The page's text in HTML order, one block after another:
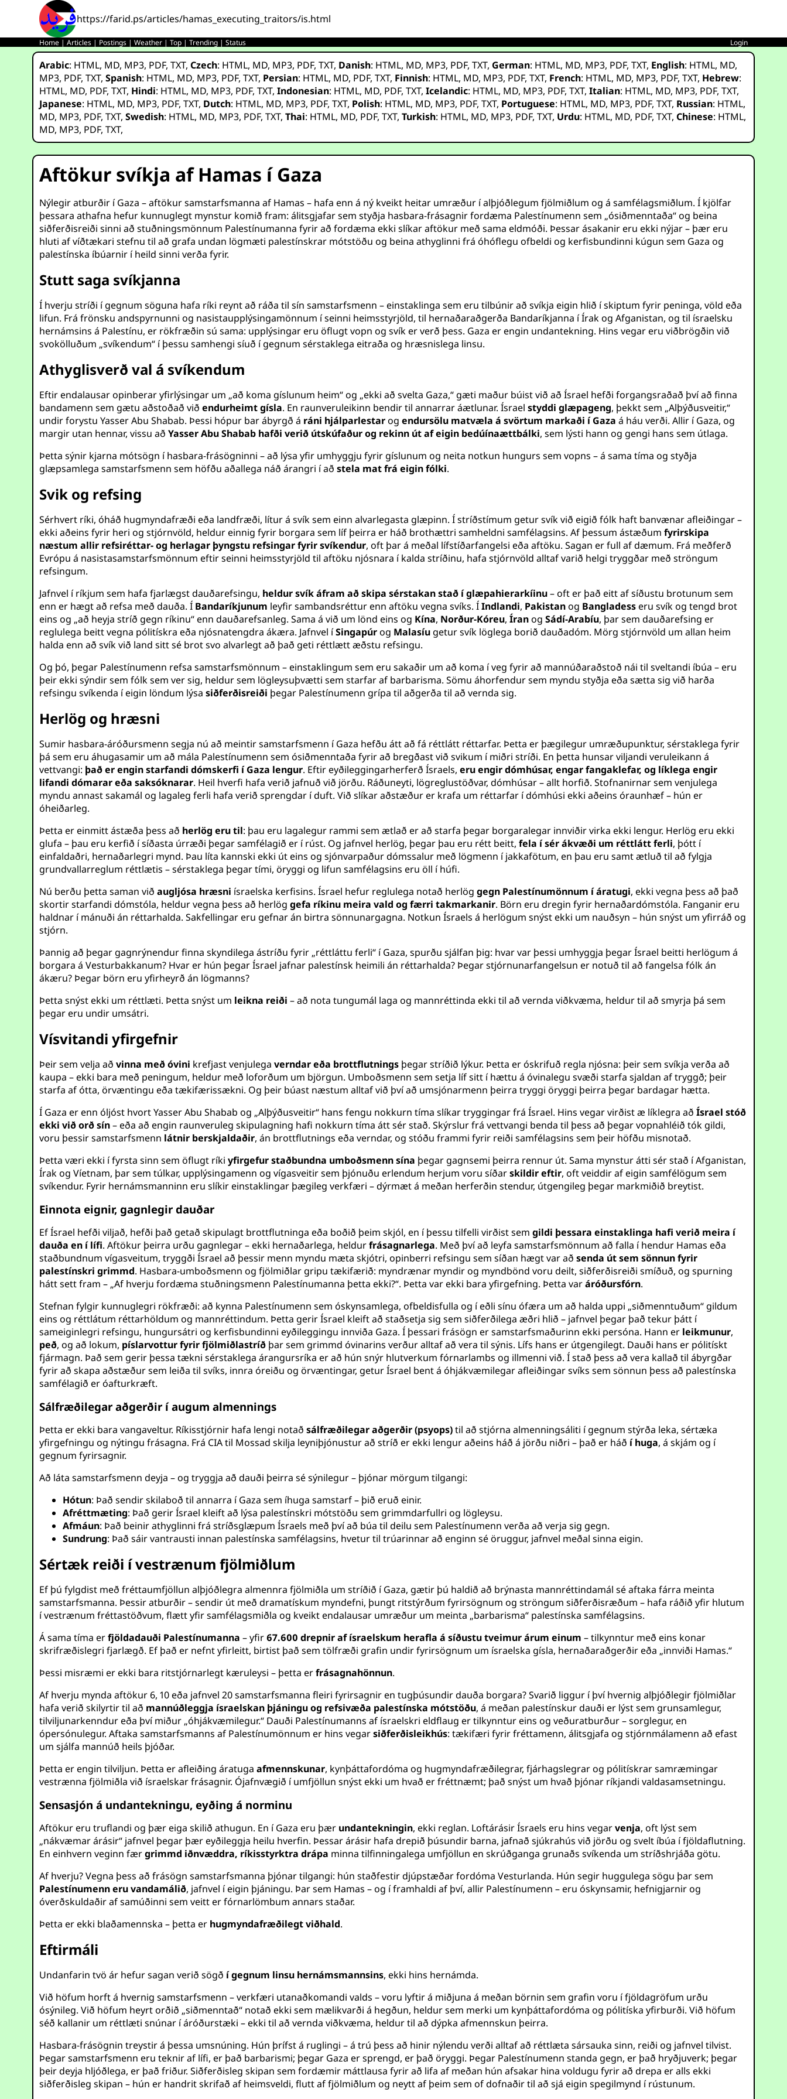
https://farid.ps/articles/hamas_executing_traitors/is.html
Home |Articles | Postings |Weather |Top |Trending |Status Login
Arabic: HTML, MD, MP3, PDF,TXT,Czech: HTML, MD, MP3, PDF,TXT, Danish: HTML, MD, MP3, PDF,TXT, German: HTML, MD, MP3, PDF,TXT, English: HTML, MD,
MP3, PDF,TXT,Spanish: HTML, MD, MP3, PDF,TXT, Persian: HTML, MD, PDF,TXT, Finnish: HTML, MD, MP3, PDF,TXT, French: HTML, MD, MP3, PDF,TXT, Hebrew:
HTML, MD, PDF,TXT, Hindi: HTML, MD, MP3, PDF,TXT,Indonesian: HTML, MD, PDF,TXT,Icelandic: HTML, MD, MP3, PDF,TXT,Italian: HTML, MD, MP3, PDF,TXT,
Japanese: HTML, MD, MP3, PDF,TXT, Dutch: HTML, MD, MP3, PDF,TXT, Polish: HTML, MD, MP3, PDF,TXT, Portuguese: HTML, MD, MP3, PDF,TXT, Russian: HTML,
MD, MP3, PDF,TXT,Swedish: HTML, MD, MP3, PDF,TXT,Thai: HTML, MD, PDF,TXT,Turkish: HTML, MD, MP3, PDF,TXT, Urdu: HTML, MD, PDF,TXT,Chinese: HTML,
MD, MP3, PDF,TXT,
Aftökur svíkja af Hamas í Gaza
Nýlegir atburðir í Gaza – aftökur samstarfsmanna af Hamas – hafa enn á ný kveikt heitar umræður í alþjóðlegum fjölmiðlum og á samfélagsmiðlum. Í kjölfar
þessara athafna hefur kunnuglegt mynstur komið fram: álitsgjafar sem styðja hasbara-frásagnir fordæma Palestínumenn sem „ósiðmenntaða“ og beina
siðferðisreiði sinni að stuðningsmönnum Palestínumanna fyrir að fordæma ekki slíkar aftökur með sama eldmóði. Þessar ásakanir eru ekki nýjar – þær eru
hluti af víðtækari stefnu til að grafa undan lögmæti palestínskrar mótstöðu og beina athyglinni frá óhóflegu ofbeldi og kerfisbundinni kúgun sem Gaza og
palestínska íbúarnir í heild sinni verða fyrir.
Stutt saga svíkjanna
Í hverju stríði í gegnum söguna hafa ríki reynt að ráða til sín samstarfsmenn – einstaklinga sem eru tilbúnir að svíkja eigin hlið í skiptum fyrir peninga, völd eða
lifun. Frá frönsku andspyrnunni og nasistaupplýsingamönnum í seinni heimsstyrjöld, til hernaðaraðgerða Bandaríkjanna í Írak og Afganistan, og til ísraelsku
hernámsins á Palestínu, er rökfræðin sú sama: upplýsingar eru öflugt vopn og svík er verð þess. Gaza er engin undantekning. Hins vegar eru viðbrögðin við
svokölluðum „svíkendum“ í þessu samhengi síuð í gegnum sérstaklega eitraða og hræsnislega linsu.
Athyglisverð val á svíkendum
Eftir endalausar opinberar yfirlýsingar um „að koma gíslunum heim“ og „ekki að svelta Gaza,“ gæti maður búist við að Ísrael hefði forgangsraðað því að finna
bandamenn sem gætu aðstoðað viðendurheimt gísla. En raunveruleikinn bendir til annarrar áætlunar. Ísraelstyddi glæpageng, þekkt sem „Alþýðusveitir,“
undir forystu Yasser Abu Shabab. Þessi hópur bar ábyrgð á ráni hjálparlestarogendursölu matvæla á svörtum markaði í Gaza á háu verði. Allir í Gaza, og
margir utan hennar, vissu aðYasser Abu Shabab hafði verið útskúfaður og rekinn út af eigin bedúínaættbálki, sem lýsti hann og gengi hans sem útlaga.
Þetta sýnir kjarna mótsögn í hasbara-frásögninni – að lýsa yfir umhyggju fyrir gíslunum og neita notkun hungurs sem vopns – á sama tíma og styðja
glæpsamlega samstarfsmenn sem höfðu aðallega náð árangri í aðstela mat frá eigin fólki.
Svik og refsing
Sérhvert ríki, óháð hugmyndafræði eða landfræði, lítur á svík sem einn alvarlegasta glæpinn. Í stríðstímum getur svík við eigið fólk haft banvænar afleiðingar –
ekki aðeins fyrir heri og stjórnvöld, heldur einnig fyrir borgara sem líf þeirra er háð brothættri samheldni samfélagsins. Af þessum ástæðumfyrirskipa
næstum allir refsiréttar- og herlagar þyngstu refsingar fyrir svíkendur, oft þar á meðal lífstíðarfangelsi eða aftöku. Sagan er full af dæmum. Frá meðferð
Evrópu á nasistasamstarfsmönnum eftir seinni heimsstyrjöld til aftöku njósnara í kalda stríðinu, hafa stjórnvöld alltaf varið helgi tryggðar með ströngum
refsingum.
Jafnvel í ríkjum sem hafa fjarlægst dauðarefsingu, heldur svík áfram að skipa sérstakan stað í glæpahierarkíinu– oft er það eitt af síðustu brotunum sem
enn er hægt að refsa með dauða. Í Bandaríkjunum leyfir sambandsréttur enn aftöku vegna svíks. ÍIndlandi, Pakistanog Bangladesseru svík og tengd brot
eins og „að heyja stríð gegn ríkinu“ enn dauðarefsanleg. Sama á við um lönd eins og Kína, Norður-Kóreu,ÍranogSádí-Arabíu, þar sem dauðarefsing er
reglulega beitt vegna pólitískra eða njósnatengdra ákæra. Jafnvel íSingapúrog Malasíu getur svík löglega borið dauðadóm. Mörg stjórnvöld um allan heim
halda enn að svík við land sitt sé brot svo alvarlegt að það geti réttlætt æðstu refsingu.
Og þó, þegar Palestínumenn refsa samstarfsmönnum – einstaklingum sem eru sakaðir um að koma í veg fyrir að mannúðaraðstoð nái til sveltandi íbúa – eru
þeir ekki sýndir sem fólk sem ver sig, heldur sem lögleysuþvætti sem starfar af barbarisma. Sömu áhorfendur sem myndu styðja eða sætta sig við harða
refsingu svíkenda í eigin löndum lýsasiðferðisreiði þegar Palestínumenn grípa til aðgerða til að vernda sig.
Herlög og hræsni
Sumir hasbara-áróðursmenn segja nú að meintir samstarfsmenn í Gaza hefðu átt að fá réttlátt réttarfar. Þetta er þægilegur umræðupunktur, sérstaklega fyrir
þá sem eru áhugasamir um að mála Palestínumenn sem ósiðmenntaða fyrir að bregðast við svikum í miðri stríði. En þetta hunsar viljandi veruleikann á
vettvangi: það er engin starfandi dómskerfi í Gaza lengur. Eftir eyðileggingarherferð Ísraels,eru engir dómhúsar, engar fangaklefar, og líklega engir
lifandi dómarar eða saksóknarar. Heil hverfi hafa verið jafnuð við jörðu. Ráðuneyti, lögreglustöðvar, dómhúsar – allt horfið. Stofnanirnar sem venjulega
myndu annast sakamál og lagaleg ferli hafa verið sprengdar í duft. Við slíkar aðstæður er krafa um réttarfar í dómhúsi ekki aðeins óraunhæf – hún er
óheiðarleg.
Þetta er einmitt ástæða þess að herlög eru til: þau eru lagalegur rammi sem ætlað er að starfa þegar borgaralegar innviðir virka ekki lengur. Herlög eru ekki
glufa – þau eru kerfið í síðasta úrræði þegar samfélagið er í rúst. Og jafnvel herlög, þegar þau eru rétt beitt,fela í sér ákvæði um réttlátt ferli, þótt í
einfaldaðri, hernaðarlegri mynd. Þau líta kannski ekki út eins og sjónvarpaður dómssalur með lögmenn í jakkafötum, en þau eru samt ætluð til að fylgja
grundvallarreglum réttlætis – sérstaklega þegar tími, öryggi og lifun samfélagsins eru öll í húfi.
Nú berðu þetta saman viðaugljósa hræsni ísraelska kerfisins. Ísrael hefur reglulega notað herlöggegn Palestínumönnum í áratugi, ekki vegna þess að það
skortir starfandi dómstóla, heldur vegna þess að herlöggefa ríkinu meira vald og færri takmarkanir. Börn eru dregin fyrir hernaðardómstóla. Fanganir eru
haldnar í mánuði án réttarhalda. Sakfellingar eru gefnar án birtra sönnunargagna. Notkun Ísraels á herlögum snýst ekki um nauðsyn – hún snýst um yfirráð og
stjórn.
Þannig að þegar gagnrýnendur finna skyndilega ástríðu fyrir „réttláttu ferli“ í Gaza, spurðu sjálfan þig: hvar var þessi umhyggja þegar Ísrael beitti herlögum á
borgara á Vesturbakkanum? Hvar er hún þegar Ísrael jafnar palestínsk heimili án réttarhalda? Þegar stjórnunarfangelsun er notuð til að fangelsa fólk án
ákæru? Þegar börn eru yfirheyrð án lögmanns?
Þetta snýst ekki um réttlæti. Þetta snýst um leikna reiði – að nota tungumál laga og mannréttinda ekki til að vernda viðkvæma, heldur til að smyrja þá sem
þegar eru undir umsátri.
Vísvitandi yfirgefnir
Þeir sem velja aðvinna með óvini krefjast venjulegaverndar eða brottflutnings þegar stríðið lýkur. Þetta er óskrifuð regla njósna: þeir sem svíkja verða að
kaupa – ekki bara með peningum, heldur með loforðum um björgun. Umboðsmenn sem setja líf sitt í hættu á óvinalegu svæði starfa sjaldan af tryggð; þeir
starfa af ótta, örvæntingu eða tækifærissækni. Og þeir búast næstum alltaf við því að umsjónarmenn þeirra tryggi öryggi þeirra þegar bardagar hætta.
Í Gaza er enn óljóst hvort Yasser Abu Shabab og „Alþýðusveitir“ hans fengu nokkurn tíma slíkar tryggingar frá Ísrael. Hins vegar virðist æ líklegra aðÍsrael stóð
ekki við orð sín– eða að engin raunveruleg skipulagning hafi nokkurn tíma átt sér stað. Skýrslur frá vettvangi benda til þess að þegar vopnahléið tók gildi,
voru þessir samstarfsmenn látnir berskjaldaðir, án brottflutnings eða verndar, og stóðu frammi fyrir reiði samfélagsins sem þeir höfðu misnotað.
Þetta væri ekki í fyrsta sinn sem öflugt ríkiyfirgefur staðbundna umboðsmenn sína þegar gagnsemi þeirra rennur út. Sama mynstur átti sér stað í Afganistan,
Írak og Víetnam, þar sem túlkar, upplýsingamenn og vígasveitir sem þjónuðu erlendum herjum voru síðarskildir eftir, oft veiddir af eigin samfélögum sem
svíkendur. Fyrir hernámsmanninn eru slíkir einstaklingar þægileg verkfæri – dýrmæt á meðan herferðin stendur, útgengileg þegar markmiðið breytist.
Einnota eignir, gagnlegir dauðar
Ef Ísrael hefði viljað, hefði það getað skipulagt brottflutninga eða boðið þeim skjól, en í þessu tilfelli virðist semgildi þessara einstaklinga hafi verið meira í
dauða en í lífi. Aftökur þeirra urðu gagnlegar – ekki hernaðarlega, heldurfrásagnarlega. Með því að leyfa samstarfsmönnum að falla í hendur Hamas eða
staðbundnum vígasveitum, tryggði Ísrael að þessir menn myndu mæta skjótri, opinberri refsingu sem síðan hægt var aðsenda út sem sönnun fyrir
palestínskri grimmd. Hasbara-umboðsmenn og fjölmiðlar gripu tækifærið: myndrænar myndir og myndbönd voru deilt, siðferðisreiði smíðuð, og spurning
hátt sett fram – „Af hverju fordæma stuðningsmenn Palestínumanna þetta ekki?“. Þetta var ekki bara yfirgefning. Þetta varáróðursfórn.
Stefnan fylgir kunnuglegri rökfræði: að kynna Palestínumenn sem óskynsamlega, ofbeldisfulla og í eðli sínu ófæra um að halda uppi „siðmenntuðum“ gildum
eins og réttlátum réttarhöldum og mannréttindum. Þetta gerir Ísrael kleift að staðsetja sig sem siðferðilega æðri hlið – jafnvel þegar það tekur þátt í
sameiginlegri refsingu, hungursátri og kerfisbundinni eyðileggingu innviða Gaza. Í þessari frásögn er samstarfsmaðurinn ekki persóna. Hann er leikmunur,
peð, og að lokum, píslarvottur fyrir fjölmiðlastríð þar sem grimmd óvinarins verður alltaf að vera til sýnis. Lífs hans er útgengilegt. Dauði hans er pólitískt
fjármagn. Það sem gerir þessa tækni sérstaklega árangursríka er að hún snýr hlutverkum fórnarlambs og illmenni við. Í stað þess að vera kallað til ábyrgðar
fyrir að skapa aðstæður sem leiða til svíks, innra óreiðu og örvæntingar, getur Ísrael bent á óhjákvæmilegar afleiðingar svíks sem sönnun þess að palestínska
samfélagið er óafturkræft.
Sálfræðilegar aðgerðir í augum almennings
Þetta er ekki bara vangaveltur. Ríkisstjórnir hafa lengi notaðsálfræðilegar aðgerðir (psyops)til að stjórna almenningsáliti í gegnum stýrða leka, sértæka
yfirgefningu og nýtingu frásagna. Frá CIA til Mossad skilja leyniþjónustur að stríð er ekki lengur aðeins háð á jörðu niðri – það er háð í huga, á skjám og í
gegnum fyrirsagnir.
Að láta samstarfsmenn deyja – og tryggja að dauði þeirra sé sýnilegur – þjónar mörgum tilgangi:
Hótun: Það sendir skilaboð til annarra í Gaza sem íhuga samstarf – þið eruð einir.
Afréttmæting: Það gerir Ísrael kleift að lýsa palestínskri mótstöðu sem grimmdarfullri og lögleysu.
Afmáun: Það beinir athyglinni frá stríðsglæpum Ísraels með því að búa til deilu sem Palestínumenn verða að verja sig gegn.
Sundrung: Það sáir vantrausti innan palestínska samfélagsins, hvetur til trúarinnar að enginn sé öruggur, jafnvel meðal sinna eigin.
Sértæk reiði í vestrænum fjölmiðlum
Ef þú fylgdist með fréttaumfjöllun alþjóðlegra almennra fjölmiðla um stríðið í Gaza, gætir þú haldið að brýnasta mannréttindamál sé aftaka fárra meinta
samstarfsmanna. Þessir atburðir – sendir út með dramatískum myndefni, þungt ritstýrðum fyrirsögnum og ströngum siðferðisræðum – hafa ráðið yfir hlutum
í vestrænum fréttastöðvum, flætt yfir samfélagsmiðla og kveikt endalausar umræður um meinta „barbarisma“ palestínska samfélagsins.
Á sama tíma erfjöldadauði Palestínumanna – yfir67.600 drepnir af ísraelskum herafla á síðustu tveimur árum einum – tilkynntur með eins konar
skrifræðislegri fjarlægð. Ef það er nefnt yfirleitt, birtist það sem tölfræði grafin undir fyrirsögnum um ísraelska gísla, hernaðaraðgerðir eða „innviði Hamas.“
Þessi misræmi er ekki bara ritstjórnarlegt kæruleysi – þetta erfrásagnahönnun.
Af hverju mynda aftökur 6, 10 eða jafnvel 20 samstarfsmanna fleiri fyrirsagnir en tugþúsundir dauða borgara? Svarið liggur í því hvernig alþjóðlegir fjölmiðlar
hafa verið skilyrtir til að mannúðleggja ísraelskan þjáningu og refsivæða palestínska mótstöðu, á meðan palestínskur dauði er lýst sem grunsamlegur,
tilviljunarkenndur eða því miður „óhjákvæmilegur.“ Dauði Palestínumanns af ísraelskri eldflaug er tilkynntur eins og veðuratburður – sorglegur, en
ópersónulegur. Aftaka samstarfsmanns af Palestínumönnum er hins vegarsiðferðisleikhús: tækifæri fyrir fréttamenn, álitsgjafa og stjórnmálamenn að efast
um sjálfa mannúð heils þjóðar.
Þetta er engin tilviljun. Þetta er afleiðing áratugaafmennskunar, kynþáttafordóma og hugmyndafræðilegrar, fjárhagslegrar og pólitískrar samræmingar
vestrænna fjölmiðla við ísraelskar frásagnir. Ójafnvægið í umfjöllun snýst ekki um hvað er fréttnæmt; það snýst um hvað þjónar ríkjandi valdasamsetningu.
Sensasjón á undantekningu, eyðing á norminu
Aftökur eru truflandi og þær eiga skilið athugun. En í Gaza eru þær undantekningin, ekki reglan. Loftárásir Ísraels eru hins vegarvenja, oft lýst sem
„nákvæmar árásir“ jafnvel þegar þær eyðileggja heilu hverfin. Þessar árásir hafa drepið þúsundir barna, jafnað sjúkrahús við jörðu og svelt íbúa í fjöldaflutning.
En einhvern veginn færgrimmd iðnvæddra, ríkisstyrktra drápa minna tilfinningalega umfjöllun en skrúðganga grunaðs svíkenda um stríðshrjáða götu.
Af hverju? Vegna þess að frásögn samstarfsmanna þjónar tilgangi: hún staðfestir djúpstæðar fordóma Vesturlanda. Hún segir huggulega sögu þar sem
Palestínumenn eru vandamálið, jafnvel í eigin þjáningu. Þar sem Hamas – og í framhaldi af því, allir Palestínumenn – eru óskynsamir, hefnigjarnir og
óverðskuldaðir af samúðinni sem veitt er fórnarlömbum annars staðar.
Þetta er ekki blaðamennska – þetta er hugmyndafræðilegt viðhald.
Eftirmáli
Undanfarin tvö ár hefur sagan verið sögð í gegnum linsu hernámsmannsins, ekki hins hernámda.
Við höfum horft á hvernig samstarfsmenn – verkfæri utanaðkomandi valds – voru lyftir á miðjuna á meðan börnin sem grafin voru í fjöldagröfum urðu
ósýnileg. Við höfum heyrt orðið „siðmenntað“ notað ekki sem mælikvarði á hegðun, heldur sem merki um kynþáttafordóma og pólitíska yfirburði. Við höfum
séð kallanir um réttlæti snúnar í áróðurstæki – ekki til að vernda viðkvæma, heldur til að dýpka afmennskun þeirra.
Hasbara-frásögnin treystir á þessa umsnúning. Hún þrífst á ruglingi – á trú þess að hinir nýlendu verði alltaf að réttlæta sársauka sinn, reiði og jafnvel tilvist.
Þegar samstarfsmenn eru teknir af lífi, er það barbarismi; þegar Gaza er sprengd, er það öryggi. Þegar Palestínumenn standa gegn, er það hryðjuverk; þegar
þeir deyja hljóðlega, er það friður. Siðferðisleg skipan sem fordæmir máttlausa fyrir að lifa af meðan hún afsakar hina voldugu fyrir að drepa er alls ekki
siðferðisleg skipan – hún er handrit skrifað af heimsveldi, flutt af fjölmiðlum og neytt af þeim sem of dofnaðir til að sjá eigin spegilmynd í rústunum.